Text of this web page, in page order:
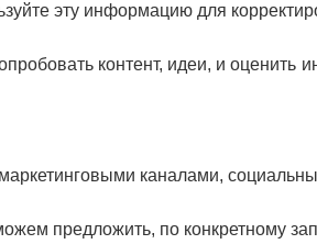
эту информацию для
контент, идеи, и оценить
каналами,
предложить, по конкретному